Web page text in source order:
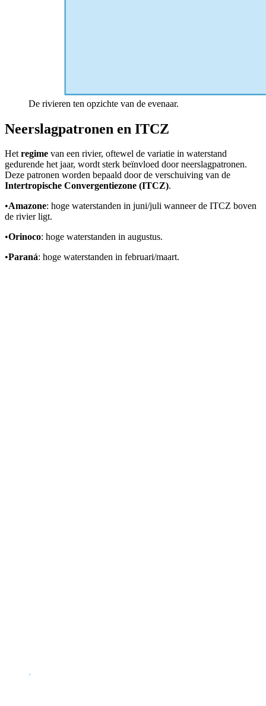
De rivieren ten opzichte van de evenaar.
Neerslagpatronen en ITCZ
Hetregime van een rivier, oftewel de variatie in waterstand
gedurende het jaar, wordt sterk beïnvloed door neerslagpatronen.
Deze patronen worden bepaald door de verschuiving van de
Intertropische Convergentiezone (ITCZ).
•Amazone: hoge waterstanden in juni/juli wanneer de ITCZ boven
de rivier ligt.
•Orinoco: hoge waterstanden in augustus.
•Paraná: hoge waterstanden in februari/maart.